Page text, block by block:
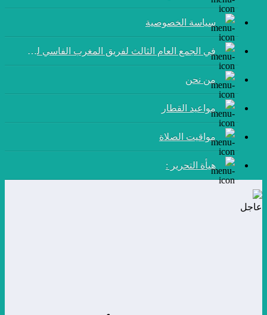
سياسة الخصوصية
في الجمع العام الثالث لفريق المغرب الفاسي لكرة القدم:
من نحن
مواعيد القطار
مواقيت الصلاة
هيأة التحرير :
عاجل